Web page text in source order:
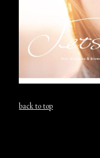
back to top